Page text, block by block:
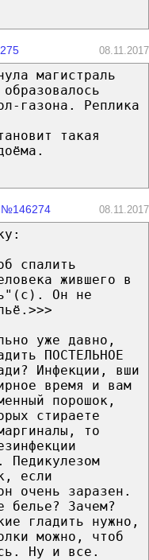
08.11.2017
магистраль
газона. Реплика
такая
№146274 08.11.2017
спалить
жившего в
Он не
уже давно,
ПОСТЕЛЬНОЕ
Инфекции, вши
время и вам
порошок,
стираете
то
Педикулезом
если
очень заразен.
белье? Зачем?
гладить нужно,
можно, чтоб
Ну и все.